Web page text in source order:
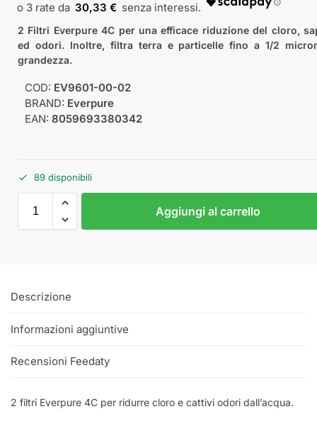
30,33 €
2 Filtri Everpure 4C per una efficace riduzione del cloro,
ed odori. Inoltre, filtra terra e particelle fino a 1/2
grandezza.
COD: EV9601-00-02
BRAND: Everpure
EAN: 8059693380342
89 disponibili
Aggiungi al carrello
Descrizione
Informazioni aggiuntive
Recensioni Feedaty
2 filtri Everpure 4C per ridurre cloro e cattivi odori dall’acqua.